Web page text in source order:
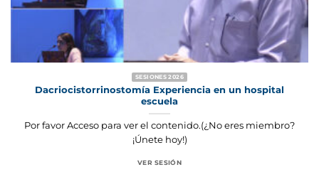
SESIONES 2026
Dacriocistorrinostomía Experiencia en un hospital
escuela
Por favor Acceso para ver el contenido.(¿No eres miembro?
¡Únete hoy!)
VER SESIÓN